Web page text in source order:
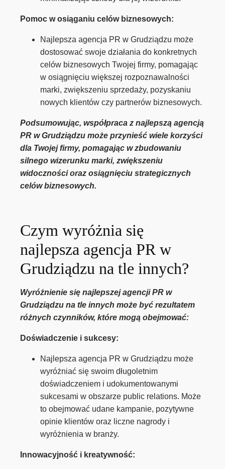
Pomoc w osiąganiu celów biznesowych:
Najlepsza agencja PR w Grudziądzu może
dostosować swoje działania do konkretnych
celów biznesowych Twojej firmy, pomagając
w osiągnięciu większej rozpoznawalności
marki, zwiększeniu sprzedaży, pozyskaniu
nowych klientów czy partnerów biznesowych.
Podsumowując, współpraca z najlepszą agencją
PR w Grudziądzu może przynieść wiele korzyści
dla Twojej firmy, pomagając w zbudowaniu
silnego wizerunku marki, zwiększeniu
widoczności oraz osiągnięciu strategicznych
celów biznesowych.
Czym wyróżnia się
najlepsza agencja PR w
Grudziądzu na tle innych?
Wyróżnienie się najlepszej agencji PR w
Grudziądzu na tle innych może być rezultatem
różnych czynników, które mogą obejmować:
Doświadczenie i sukcesy:
Najlepsza agencja PR w Grudziądzu może
wyróżniać się swoim długoletnim
doświadczeniem i udokumentowanymi
sukcesami w obszarze public relations. Może
to obejmować udane kampanie, pozytywne
opinie klientów oraz liczne nagrody i
wyróżnienia w branży.
Innowacyjność i kreatywność: